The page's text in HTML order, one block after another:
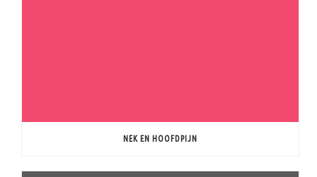
NEK EN HOOFDPIJN